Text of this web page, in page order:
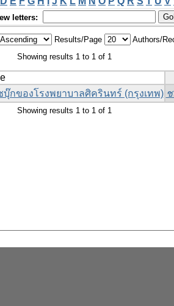
letters:
Results/Page
Authors/
Showing results 1 to 1 of 1
กของโรงพยาบาลศิครินทร์ (กรุงเทพ)
Showing results 1 to 1 of 1